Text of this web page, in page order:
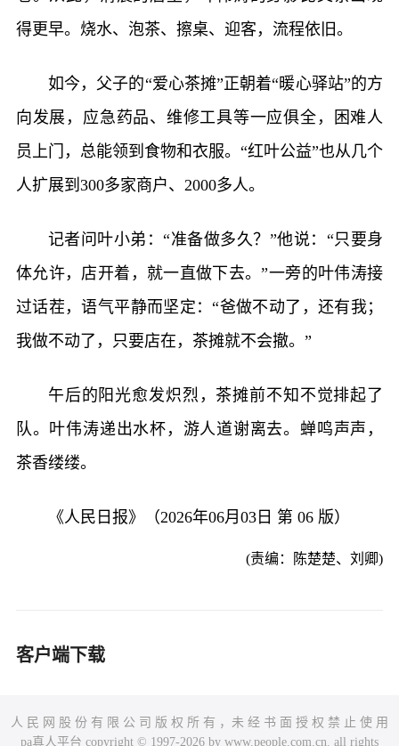
得更早。烧水、泡茶、擦桌、迎客，流程依旧。
如今，父子的“爱心茶摊”正朝着“暖心驿站”的方
向发展，应急药品、维修工具等一应俱全，困难人
员上门，总能领到食物和衣服。“红叶公益”也从几个
人扩展到300多家商户、2000多人。
记者问叶小弟：“准备做多久？”他说：“只要身
体允许，店开着，就一直做下去。”一旁的叶伟涛接
过话茬，语气平静而坚定：“爸做不动了，还有我；
我做不动了，只要店在，茶摊就不会撤。”
午后的阳光愈发炽烈，茶摊前不知不觉排起了
队。叶伟涛递出水杯，游人道谢离去。蝉鸣声声，
茶香缕缕。
《人民日报》（2026年06月03日 第 06 版）
(责编：陈楚楚、刘卿)
客户端下载
人 民 网 股 份 有 限 公 司 版 权 所 有 ，未 经 书 面 授 权 禁 止 使 用
pa真人平台 copyright © 1997-2026 by www.people.com.cn. all rights